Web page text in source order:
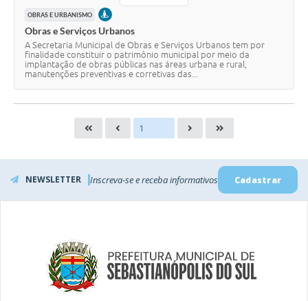
OBRAS E URBANISMO PRESENCIAL
Obras e Serviços Urbanos
A Secretaria Municipal de Obras e Serviços Urbanos tem por
finalidade constituir o patrimônio municipal por meio da
implantação de obras públicas nas áreas urbana e rural,
manutenções preventivas e corretivas das...
NEWSLETTER Inscreva-se e receba informativos Cadastrar